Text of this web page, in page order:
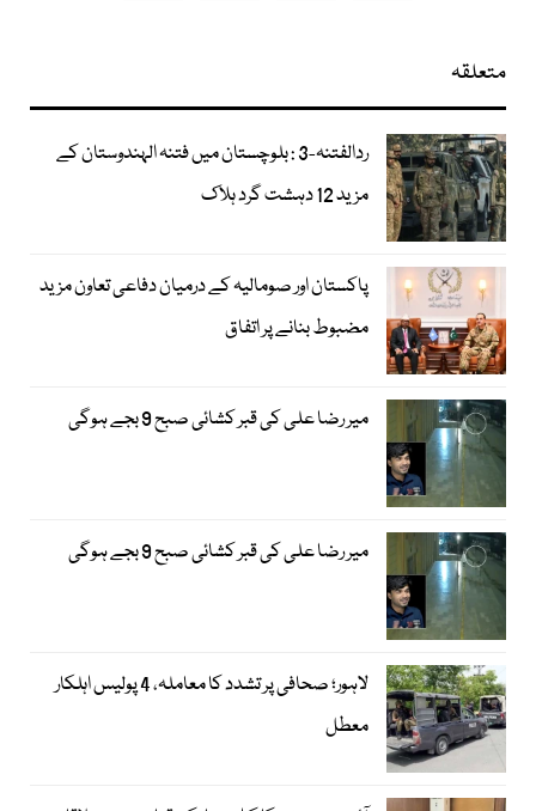
متعلقہ
ردالفتنہ-3 : بلوچستان میں فتنہ الہندوستان کے
مزید 12 دہشت گرد ہلاک
پاکستان اور صومالیہ کے درمیان دفاعی تعاون مزید
مضبوط بنانے پر اتفاق
میر رضا علی کی قبر کشائی صبح 9 بجے ہوگی
میر رضا علی کی قبر کشائی صبح 9 بجے ہوگی
لاہور؛ صحافی پر تشدد کا معاملہ، 4 پولیس اہلکار
معطل